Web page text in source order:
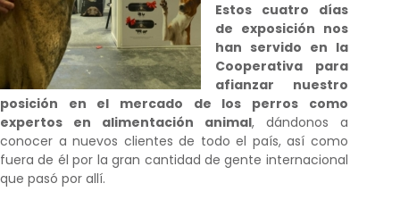
Estos cuatro días
de exposición nos
han servido en la
Cooperativa para
afianzar nuestro
posición en el mercado de los perros como
expertos en alimentación animal, dándonos a
conocer a nuevos clientes de todo el país, así como
fuera de él por la gran cantidad de gente internacional
que pasó por allí.